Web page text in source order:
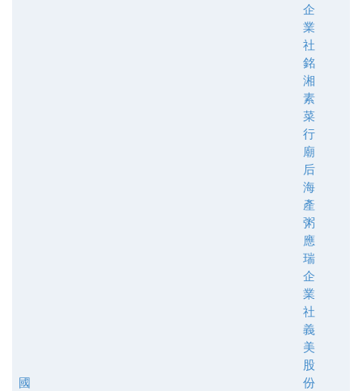
國
企
業
社
銘
湘
素
菜
行
廟
后
海
產
粥
應
瑞
企
業
社
義
美
股
份